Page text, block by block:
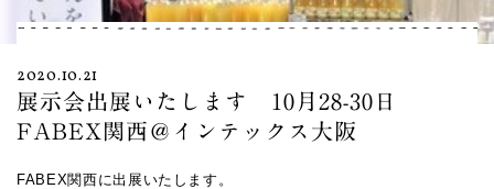
2020.10.21
展示会出展いたします 10月28-30日
FABEX関西＠インテックス大阪
FABEX関西に出展いたします。